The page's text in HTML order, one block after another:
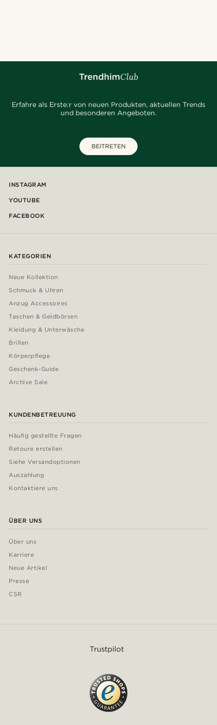
Erfahre als Erste:r von neuen Produkten, aktuellen Trends
und besonderen Angeboten.
BEITRETEN
INSTAGRAM
YOUTUBE
FACEBOOK
KATEGORIEN
Neue Kollektion
Schmuck & Uhren
Anzug Accessoires
Taschen & Geldbörsen
Kleidung & Unterwäsche
Brillen
Körperpflege
Geschenk-Guide
Archive Sale
KUNDENBETREUUNG
Häufig gestellte Fragen
Retoure erstellen
Siehe Versandoptionen
Auszahlung
Kontaktiere uns
ÜBER UNS
Über uns
Karriere
Neue Artikel
Presse
CSR
Trustpilot